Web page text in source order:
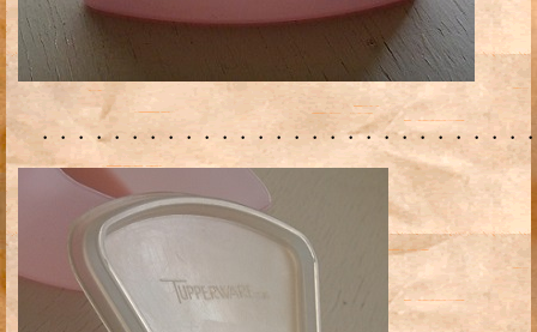
・・・・・・・・・・・・・・・・・・・・・・・・・・・